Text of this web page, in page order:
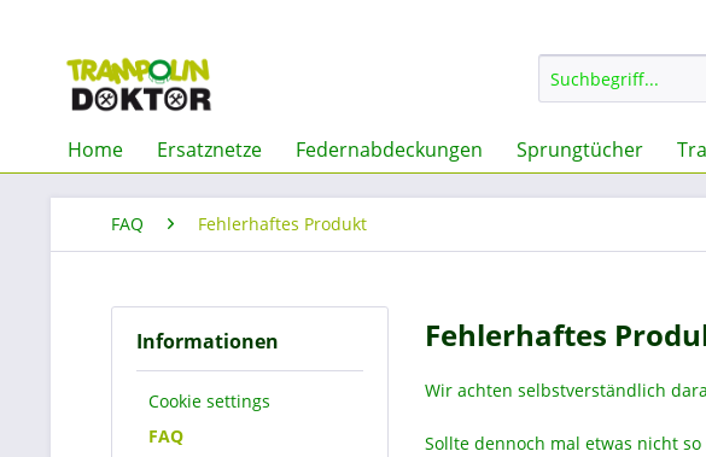
Home Ersatznetze Federnabdeckungen Sprungtücher
FAQ Fehlerhaftes Produkt
Informationen
Cookie settings
FAQ
Fehlerhaftes
Wir achten selbstverständlich
Sollte dennoch mal etwas nicht